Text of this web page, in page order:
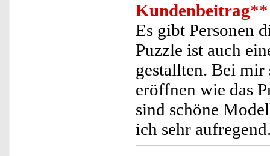
Kundenbeitrag**
Es gibt Personen
Puzzle ist auch
gestallten. Bei
eröffnen wie das
sind schöne
ich sehr